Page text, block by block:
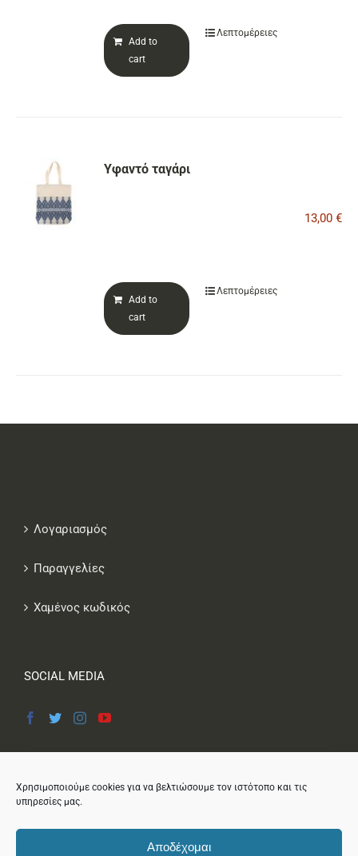
Χρησιμοποιούμε cookies για να βελτιώσουμε τον ιστότοπο και τις
υπηρεσίες μας.
Αποδέχομαι
Add to
cart
Λεπτομέρειες
Υφαντό ταγάρι
13,00 €
Add to
cart
Λεπτομέρειες
Λογαριασμός
Παραγγελίες
Χαμένος κωδικός
SOCIAL MEDIA